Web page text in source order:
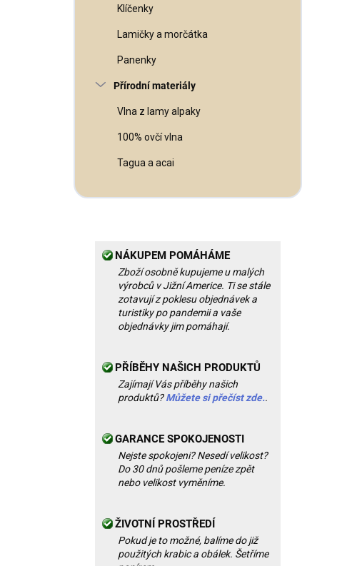
Klíčenky
Lamičky a morčátka
Panenky
Přírodní materiály
Vlna z lamy alpaky
100% ovčí vlna
Tagua a acai
NÁKUPEM POMÁHÁME
Zboží osobně kupujeme u malých
výrobců v Jižní Americe. Ti se stále
zotavují z poklesu objednávek a
turistiky po pandemii a vaše
objednávky jim pomáhají.
PŘÍBĚHY NAŠICH PRODUKTŮ
Zajímají Vás příběhy našich
produktů?Můžete si přečíst zde..
GARANCE SPOKOJENOSTI
Nejste spokojeni? Nesedí velikost?
Do 30 dnů pošleme peníze zpět
nebo velikost vyměníme.
ŽIVOTNÍ PROSTŘEDÍ
Pokud je to možné, balíme do již
použitých krabic a obálek. Šetříme